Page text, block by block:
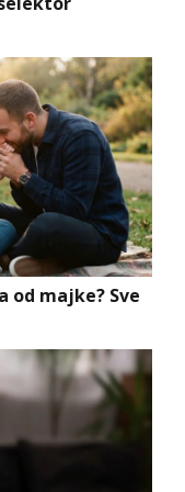
od majke? Sve